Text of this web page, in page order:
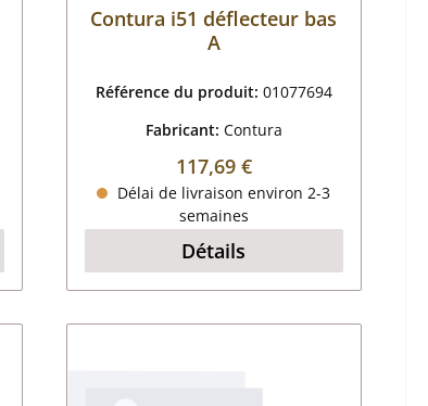
Contura i51 déflecteur bas
A
Référence du produit: 01077694
Fabricant: Contura
Prix régulier :
117,69 €
Délai de livraison environ 2-3
semaines
Détails